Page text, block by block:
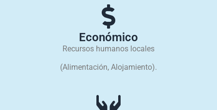
Económico
Recursos humanos locales
(Alimentación, Alojamiento).